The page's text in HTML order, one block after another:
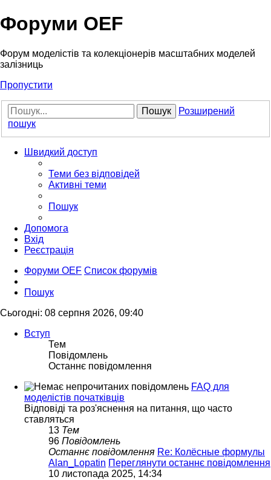
Форуми OEF
Форум моделістів та колекціонерів масштабних моделей
залізниць
Пропустити
Пошук
Розширений
пошук
Швидкий доступ
Теми без відповідей
Активні теми
Пошук
Допомога
Вхід
Реєстрація
Форуми OEF Список форумів
Пошук
Сьогодні: 08 серпня 2026, 09:40
Вступ
Тем
Повідомлень
Останнє повідомлення
FAQ для
моделістів початківців
Відповіді та роз'яснення на питання, що часто
ставляться
13 Тем
96 Повідомлень
Останнє повідомлення Re: Колёсные формулы
Alan_Lopatin Переглянути останнє повідомлення
10 листопада 2025, 14:34